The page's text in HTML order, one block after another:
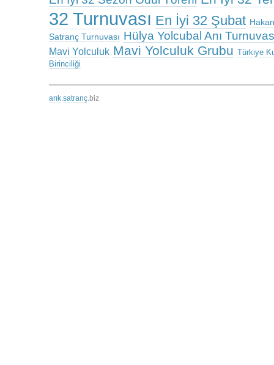
32 Turnuvası En İyi 32 Şubat
Satranç Turnuvası Hülya Yolcubal Anı
Mavi Yolculuk Mavi Yolculuk Grubu Türkiye
Birinciliği
arık.satranç.biz